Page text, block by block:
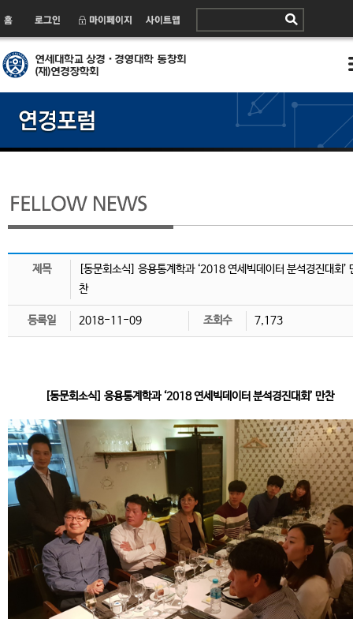
제목
[동문회소식] 응용통계학과 ‘2018 연세빅데이터 분석경진대회’
찬
등록일 2018-11-09 조회수 7,173
[동문회소식] 응용통계학과 ‘2018 연세빅데이터 분석경진대회’ 만찬